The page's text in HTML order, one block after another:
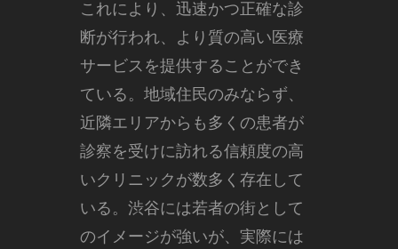
これにより、迅速かつ正確な診
断が行われ、より質の高い医療
サービスを提供することができ
ている。地域住民のみならず、
近隣エリアからも多くの患者が
診察を受けに訪れる信頼度の高
いクリニックが数多く存在して
いる。渋谷には若者の街として
のイメージが強いが、実際には